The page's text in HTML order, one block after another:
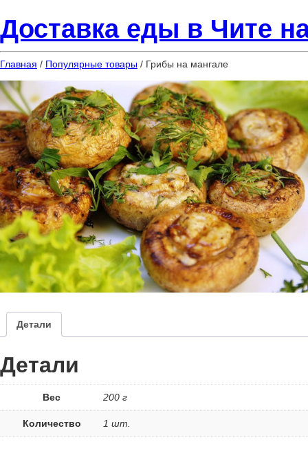
Доставка еды в Чите
Главная / Популярные товары / Грибы на мангале
Детали
Детали
Вес 200 г
Количество 1 шт.